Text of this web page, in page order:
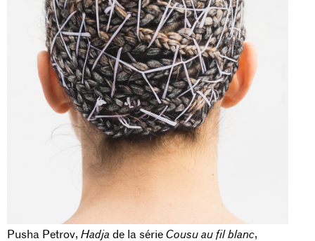
Pusha Petrov, Hadja de la série Cousu au fil blanc,